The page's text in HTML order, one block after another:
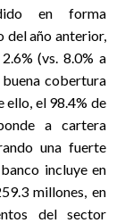
en forma
del año anterior,
(vs. 8.0% a
buena cobertura
ello, el 98.4% de
a cartera
una fuerte
incluye en
millones, en
del sector